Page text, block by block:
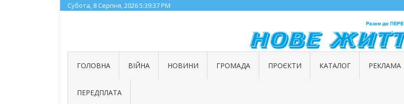
Skip
to
Субота, 8 Серпня, 20265:39:38 PM
ГОЛОВНА ВІЙНА НОВИНИ ГРОМАДА ПРОЄКТИ КАТАЛОГ РЕКЛАМА
ПЕРЕДПЛАТА